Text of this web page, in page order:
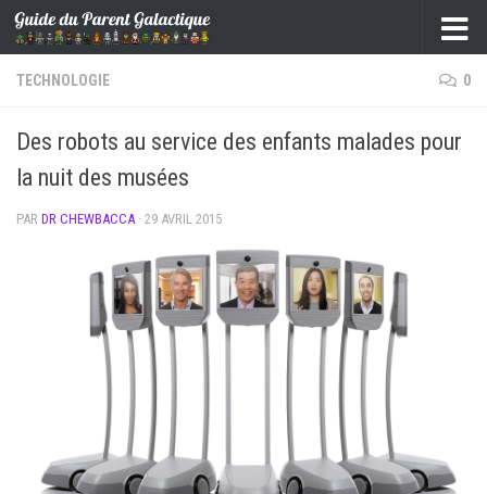
Skip to content
TECHNOLOGIE 0
Des robots au service des enfants malades pour
la nuit des musées
PAR DR CHEWBACCA · 29 AVRIL 2015